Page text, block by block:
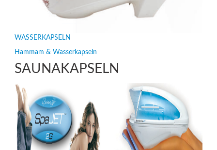
WASSERKAPSELN
Hammam & Wasserkapseln
SAUNAKAPSELN